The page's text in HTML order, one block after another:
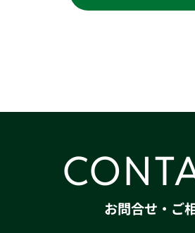
お問合せ・ご